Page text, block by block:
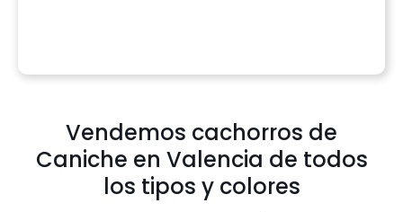
Vendemos cachorros de
Caniche en Valencia de todos
los tipos y colores